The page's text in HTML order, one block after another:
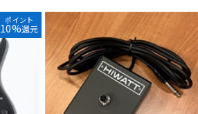
ポイント
10%還元